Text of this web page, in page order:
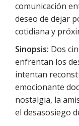
comunicación
deseo de dejar
cotidiana y
Sinopsis: Dos
enfrentan los
intentan
emocionante
nostalgia, la
el desasosiego